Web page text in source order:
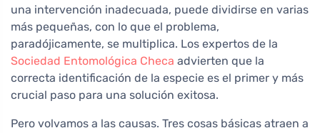
una intervención inadecuada, puede dividirse en varias
más pequeñas, con lo que el problema,
paradójicamente, se multiplica. Los expertos de la
Sociedad Entomológica Checa advierten que la
correcta identificación de la especie es el primer y más
crucial paso para una solución exitosa.
Pero volvamos a las causas. Tres cosas básicas atraen a